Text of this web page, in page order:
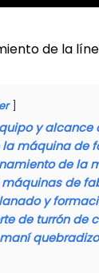
de la
y
máquina de
de la
máquinas de
y
de turrón de